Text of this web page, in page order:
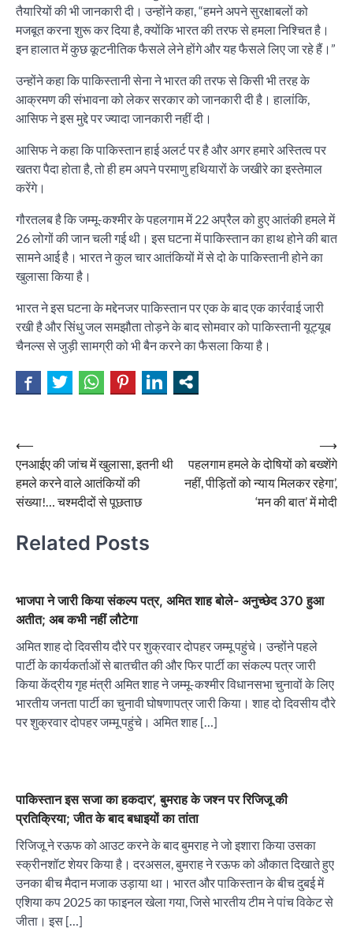
तैयारियों की भी जानकारी दी। उन्होंने कहा, “हमने अपने सुरक्षाबलों को
मजबूत करना शुरू कर दिया है, क्योंकि भारत की तरफ से हमला निश्चित है।
इन हालात में कुछ कूटनीतिक फैसले लेने होंगे और यह फैसले लिए जा रहे हैं।”
उन्होंने कहा कि पाकिस्तानी सेना ने भारत की तरफ से किसी भी तरह के
आक्रमण की संभावना को लेकर सरकार को जानकारी दी है। हालांकि,
आसिफ ने इस मुद्दे पर ज्यादा जानकारी नहीं दी।
आसिफ ने कहा कि पाकिस्तान हाई अलर्ट पर है और अगर हमारे अस्तित्व पर
खतरा पैदा होता है, तो ही हम अपने परमाणु हथियारों के जखीरे का इस्तेमाल
करेंगे।
गौरतलब है कि जम्मू-कश्मीर के पहलगाम में 22 अप्रैल को हुए आतंकी हमले में
26 लोगों की जान चली गई थी। इस घटना में पाकिस्तान का हाथ होने की बात
सामने आई है। भारत ने कुल चार आतंकियों में से दो के पाकिस्तानी होने का
खुलासा किया है।
भारत ने इस घटना के मद्देनजर पाकिस्तान पर एक के बाद एक कार्रवाई जारी
रखी है और सिंधु जल समझौता तोड़ने के बाद सोमवार को पाकिस्तानी यूट्यूब
चैनल्स से जुड़ी सामग्री को भी बैन करने का फैसला किया है।
Post
navigation
⟵
एनआईए की जांच में खुलासा, इतनी थी
हमले करने वाले आतंकियों की
संख्या!… चश्मदीदों से पूछताछ
पहलगाम हमले के दोषियों को बख्शेंगे
नहीं, पीड़ितों को न्याय मिलकर रहेगा’,
‘मन की बात’ में मोदी
⟶
Related Posts
भाजपा ने जारी किया संकल्प पत्र, अमित शाह बोले- अनुच्छेद 370 हुआ
अतीत; अब कभी नहीं लौटेगा
अमित शाह दो दिवसीय दौरे पर शुक्रवार दोपहर जम्मू पहुंचे। उन्होंने पहले
पार्टी के कार्यकर्ताओं से बातचीत की और फिर पार्टी का संकल्प पत्र जारी
किया केंद्रीय गृह मंत्री अमित शाह ने जम्मू-कश्मीर विधानसभा चुनावों के लिए
भारतीय जनता पार्टी का चुनावी घोषणापत्र जारी किया। शाह दो दिवसीय दौरे
पर शुक्रवार दोपहर जम्मू पहुंचे। अमित शाह […]
पाकिस्तान इस सजा का हकदार’, बुमराह के जश्न पर रिजिजू की
प्रतिक्रिया; जीत के बाद बधाइयों का तांता
रिजिजू ने रऊफ को आउट करने के बाद बुमराह ने जो इशारा किया उसका
स्क्रीनशॉट शेयर किया है। दरअसल, बुमराह ने रऊफ को औकात दिखाते हुए
उनका बीच मैदान मजाक उड़ाया था। भारत और पाकिस्तान के बीच दुबई में
एशिया कप 2025 का फाइनल खेला गया, जिसे भारतीय टीम ने पांच विकेट से
जीता। इस […]